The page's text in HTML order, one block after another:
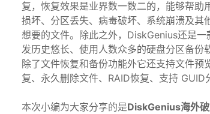
复，恢复效果是业界数一数二的，能够帮
损坏、分区丢失、病毒破坏、系统崩溃及
想要的文件。除此之外，DiskGenius还是
发历史悠长、使用人数众多的硬盘分区备份
除了文件恢复和备份功能外它还支持文件
复、永久删除文件、RAID恢复、支持 GUID
本次小编为大家分享的是DiskGenius海外